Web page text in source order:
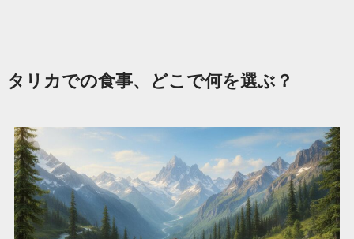
タリカでの食事、どこで何を選ぶ？